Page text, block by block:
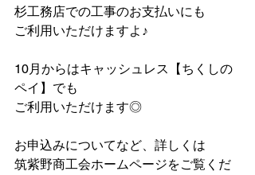
杉工務店での工事のお支払いにも
ご利用いただけますよ♪
10月からはキャッシュレス【ちくしの
ペイ】でも
ご利用いただけます◎
お申込みについてなど、詳しくは
筑紫野商工会ホームページをご覧くだ